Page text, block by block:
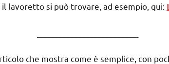
lavoretto si può trovare, ad esempio, qui:
che mostra come è semplice, con